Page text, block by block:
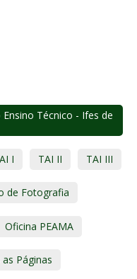
Técnico - Ifes de
I TAI II TAI III
de Fotografia
Oficina PEAMA
Páginas